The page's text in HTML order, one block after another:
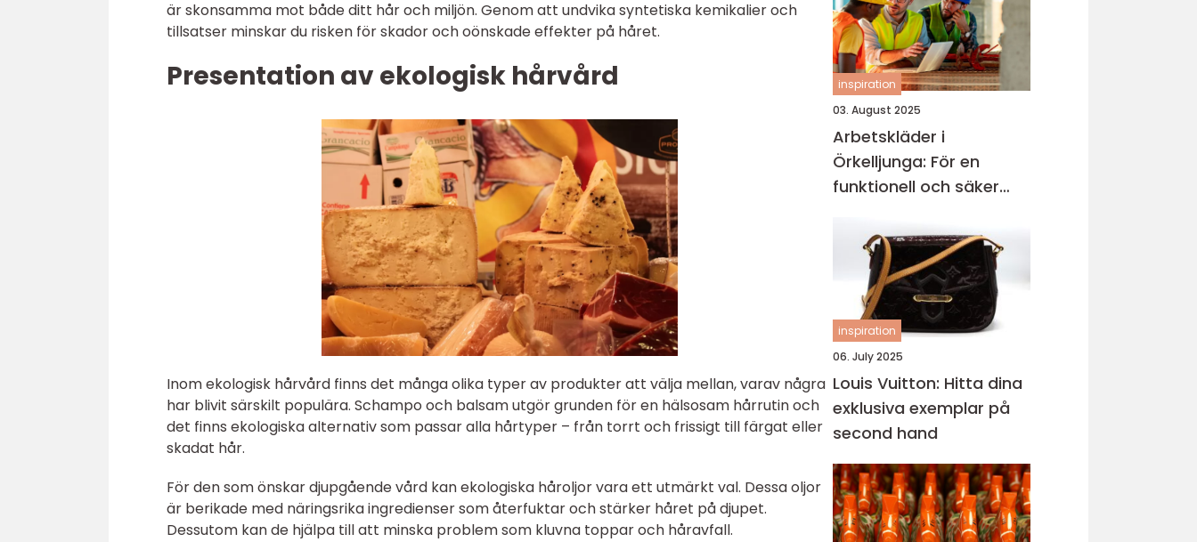
är skonsamma mot både ditt hår och miljön. Genom att undvika syntetiska kemikalier och
tillsatser minskar du risken för skador och oönskade effekter på håret.
Presentation av ekologisk hårvård
Inom ekologisk hårvård finns det många olika typer av produkter att välja mellan, varav några
har blivit särskilt populära. Schampo och balsam utgör grunden för en hälsosam hårrutin och
det finns ekologiska alternativ som passar alla hårtyper – från torrt och frissigt till färgat eller
skadat hår.
För den som önskar djupgående vård kan ekologiska håroljor vara ett utmärkt val. Dessa oljor
är berikade med näringsrika ingredienser som återfuktar och stärker håret på djupet.
Dessutom kan de hjälpa till att minska problem som kluvna toppar och håravfall.
inspiration
03. August 2025
Arbetskläder i
Örkelljunga: För en
funktionell och säker
inspiration
06. July 2025
Louis Vuitton: Hitta dina
exklusiva exemplar på
second hand